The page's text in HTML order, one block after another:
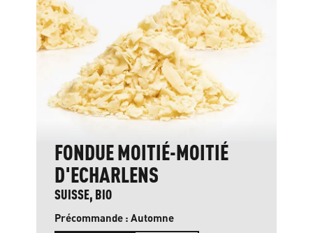
FONDUE MOITIÉ-MOITIÉ
D'ECHARLENS
SUISSE, BIO
Précommande : Automne